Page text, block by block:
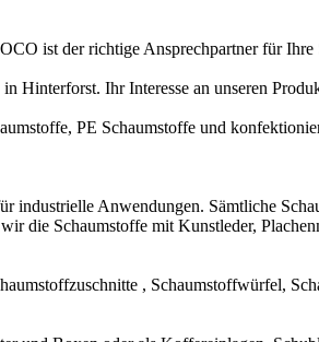
ist der richtige Ansprechpartner für Ihre
Ihr Interesse an unseren
PE Schaumstoffe und
Anwendungen. Sämtliche
die Schaumstoffe mit Kunstleder,
, Schaumstoffwürfel,